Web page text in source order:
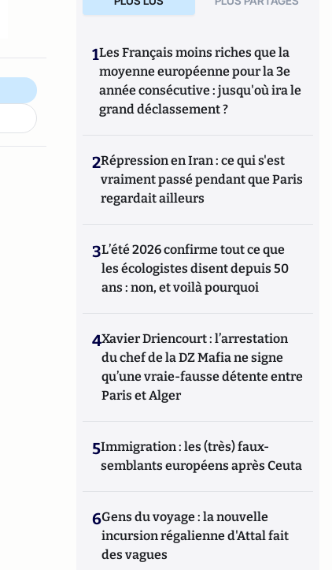
1Les Français moins riches que la
moyenne européenne pour la 3e
année consécutive : jusqu'où ira le
grand déclassement ?
2Répression en Iran : ce qui s'est
vraiment passé pendant que Paris
regardait ailleurs
3L’été 2026 confirme tout ce que
les écologistes disent depuis 50
ans : non, et voilà pourquoi
4Xavier Driencourt : l’arrestation
du chef de la DZ Mafia ne signe
qu’une vraie-fausse détente entre
Paris et Alger
5Immigration : les (très) faux-
semblants européens après Ceuta
6Gens du voyage : la nouvelle
incursion régalienne d'Attal fait
des vagues